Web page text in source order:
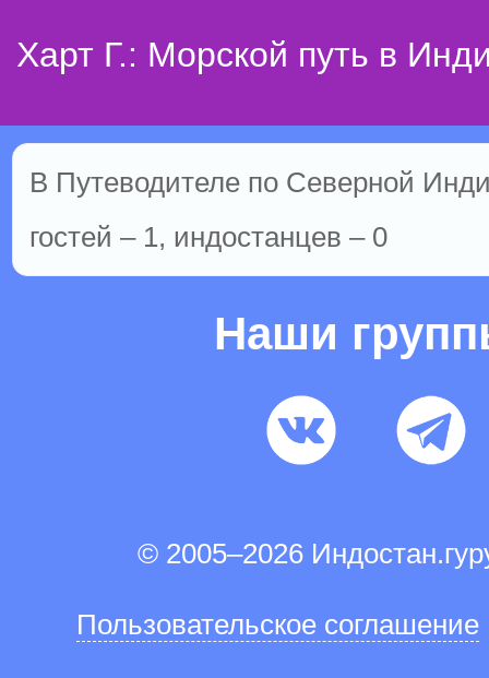
Харт Г.: Морской путь в
В Путеводителе по Северной
гостей – 1, индостанцев – 0
Наши
© 2005–2026
Пользовательское соглашение